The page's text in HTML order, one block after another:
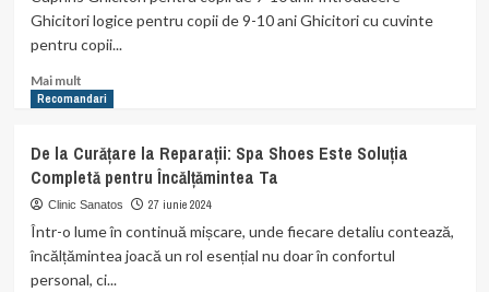
Simptome
și
Ghicitori logice pentru copii de 9-10 ani Ghicitori cu cuvinte
pentru copii...
Mai multRead
more
pentru
copii
de
ani:
Dezvoltă-
Recomandari
De la Curățare la Reparații: Spa Shoes Este Soluția
Completă pentru Încălțămintea Ta
Clinic Sanatos 27 iunie 2024
Într-o lume în continuă mișcare, unde fiecare detaliu contează,
încălțămintea joacă un rol esențial nu doar în confortul
personal, ci...